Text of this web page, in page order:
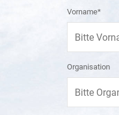
Vorname*
Organisation